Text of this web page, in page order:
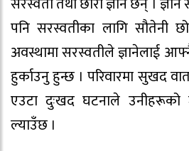
पनि सरस्वतीका लागि सौतेनी
अवस्थामा सरस्वतीले ज्ञानेलाई
हुर्काउनु हुन्छ । परिवारमा सुखद
एउटा दुःखद घटनाले उनीहरूको
ल्याउँछ ।